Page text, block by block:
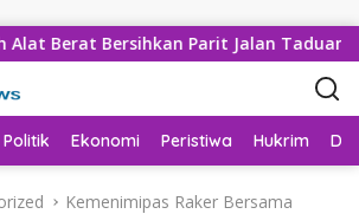
Bersihkan Parit Jalan Taduan Dari
Politik Ekonomi Peristiwa Hukrim
Kemenimipas Raker Bersama